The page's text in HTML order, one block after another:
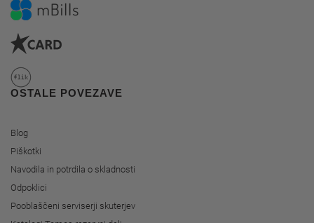
OSTALE POVEZAVE
Blog
Piškotki
Navodila in potrdila o skladnosti
Odpoklici
Pooblaščeni serviserji skuterjev